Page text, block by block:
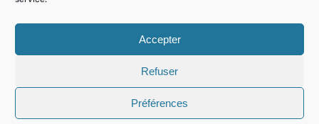
Accepter
Refuser
Préférences
nous
Rol'event- All Rights Reserved